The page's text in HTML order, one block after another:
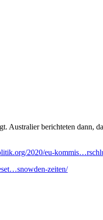
Australier berichteten dann,
2020/eu-
zeiten/